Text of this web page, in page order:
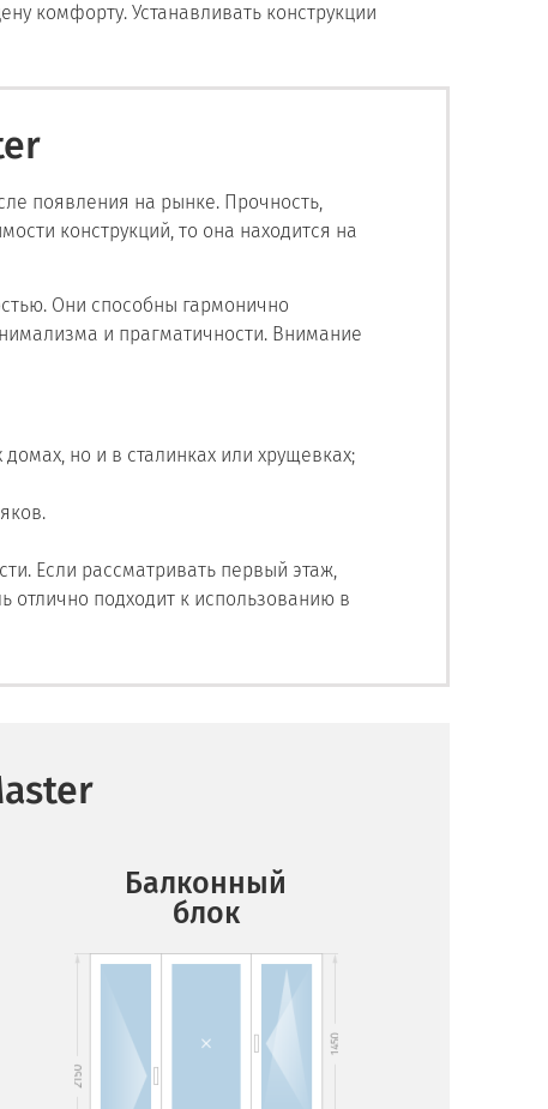
комфорту. Устанавливать конструкции
появления на рынке. Прочность,
конструкций, то она находится на
Они способны гармонично
и прагматичности. Внимание
но и в сталинках или хрущевках;
Если рассматривать первый этаж,
подходит к использованию в
Балконный
блок